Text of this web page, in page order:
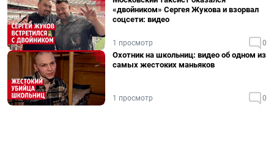
«двойником» Сергея Жукова и взорвал
соцсети: видео
1 просмотр 0
Охотник на школьниц: видео об одном из
самых жестоких маньяков
1 просмотр 0